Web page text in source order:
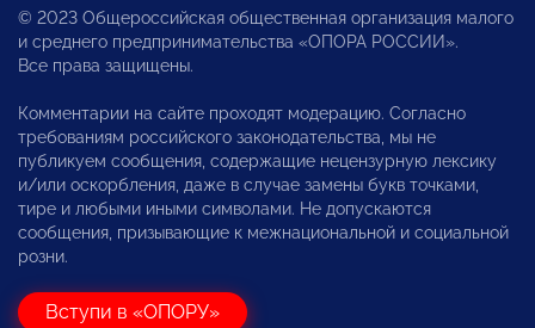
© 2023 Общероссийская общественная организация малого
и среднего предпринимательства «ОПОРА РОССИИ».
Все права защищены.
Комментарии на сайте проходят модерацию. Согласно
требованиям российского законодательства, мы не
публикуем сообщения, содержащие нецензурную лексику
и/или оскорбления, даже в случае замены букв точками,
тире и любыми иными символами. Не допускаются
сообщения, призывающие к межнациональной и социальной
розни.
Вступи в «ОПОРУ»